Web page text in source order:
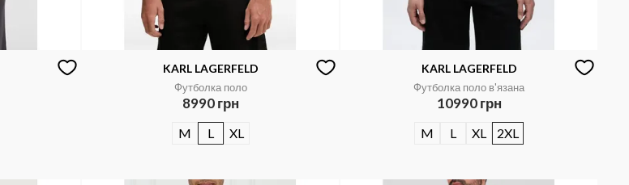
KARL LAGERFELD
Футболка поло
8990 грн
M L XL
KARL LAGERFELD
Футболка поло в'язана
10990 грн
M L XL 2XL